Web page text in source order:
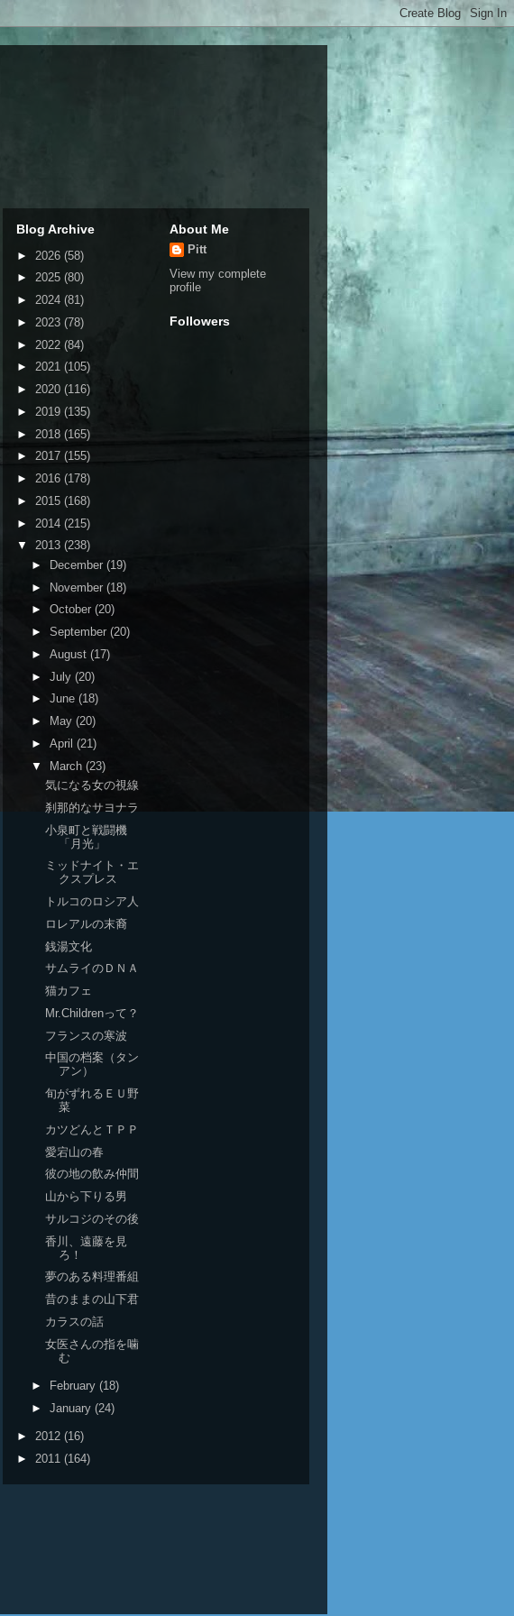
Blog Archive
► 2026 (58)
► 2025 (80)
► 2024 (81)
► 2023 (78)
► 2022 (84)
► 2021 (105)
► 2020 (116)
► 2019 (135)
► 2018 (165)
► 2017 (155)
► 2016 (178)
► 2015 (168)
► 2014 (215)
▼ 2013 (238)
►
December (19)
► November (18)
► October (20)
► September (20)
► August (17)
► July (20)
► June (18)
►
May (20)
► April (21)
▼ March (23)
気になる女の視線
刹那的なサヨナラ
小泉町と戦闘機
「月光」
ミッドナイト・エ
クスプレス
トルコのロシア人
ロレアルの末裔
銭湯文化
サムライのＤＮＡ
猫カフェ
Mr.Childrenって？
フランスの寒波
中国の档案（タン
アン）
旬がずれるＥＵ野
菜
カツどんとＴＰＰ
愛宕山の春
彼の地の飲み仲間
山から下りる男
サルコジのその後
香川、遠藤を見
ろ！
夢のある料理番組
昔のままの山下君
カラスの話
女医さんの指を噛
む
► February (18)
► January (24)
► 2012 (16)
► 2011 (164)
About Me
Pitt
View my complete
profile
Followers